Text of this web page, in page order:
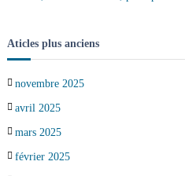
Aticles plus anciens
novembre 2025
avril 2025
mars 2025
février 2025